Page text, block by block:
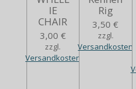
IE
CHAIR
3,00 €
zzgl.
Versandkosten
Rig
3,50 €
zzgl.
Versandkosten